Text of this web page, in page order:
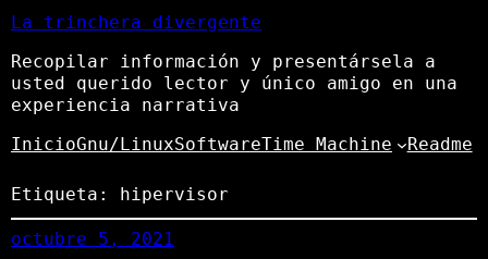
La trinchera divergente
Recopilar información y presentársela a
usted querido lector y único amigo en una
experiencia narrativa
InicioGnu/LinuxSoftwareTime Machine Readme
Etiqueta: hipervisor
octubre 5, 2021